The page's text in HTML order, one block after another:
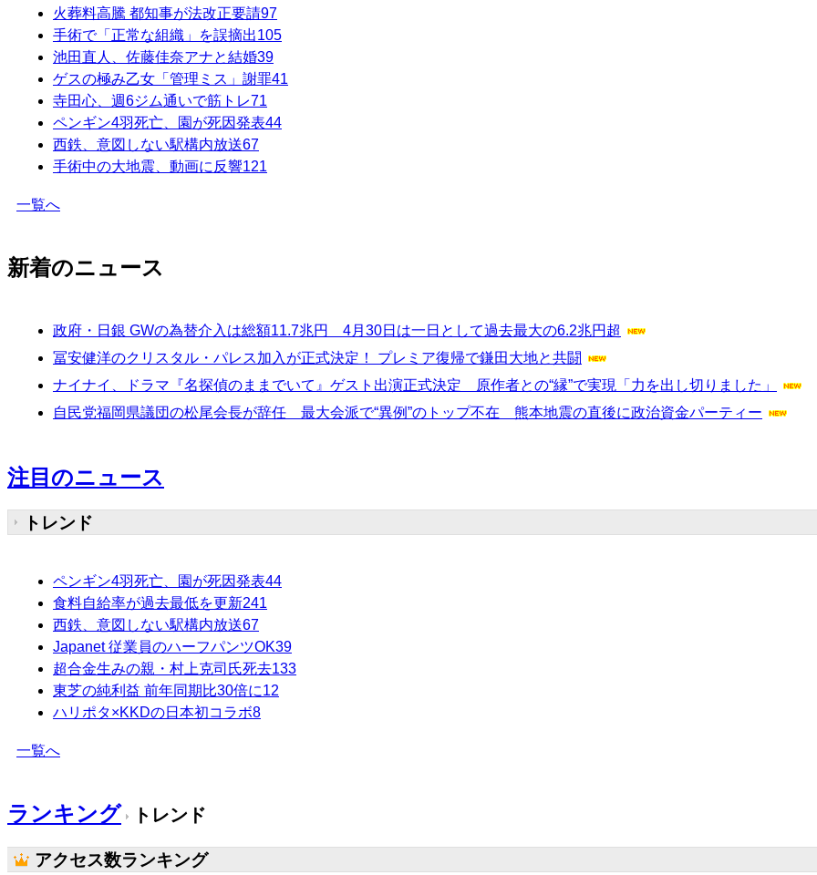
火葬料高騰 都知事が法改正要請97
手術で「正常な組織」を誤摘出105
池田直人、佐藤佳奈アナと結婚39
ゲスの極み乙女「管理ミス」謝罪41
寺田心、週6ジム通いで筋トレ71
ペンギン4羽死亡、園が死因発表44
西鉄、意図しない駅構内放送67
手術中の大地震、動画に反響121
一覧へ
新着のニュース
政府・日銀 GWの為替介入は総額11.7兆円 4月30日は一日として過去最大の6.2兆円超
冨安健洋のクリスタル・パレス加入が正式決定！ プレミア復帰で鎌田大地と共闘
ナイナイ、ドラマ『名探偵のままでいて』ゲスト出演正式決定 原作者との“縁”で実現「力を出し切りました」
自民党福岡県議団の松尾会長が辞任 最大会派で“異例”のトップ不在 熊本地震の直後に政治資金パーティー
注目のニュース
トレンド
ペンギン4羽死亡、園が死因発表44
食料自給率が過去最低を更新241
西鉄、意図しない駅構内放送67
Japanet 従業員のハーフパンツOK39
超合金生みの親・村上克司氏死去133
東芝の純利益 前年同期比30倍に12
ハリポタ×KKDの日本初コラボ8
一覧へ
ランキング トレンド
アクセス数ランキング